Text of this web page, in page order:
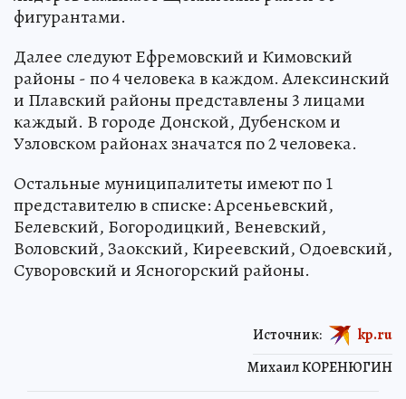
фигурантами.
Далее следуют Ефремовский и Кимовский
районы - по 4 человека в каждом. Алексинский
и Плавский районы представлены 3 лицами
каждый. В городе Донской, Дубенском и
Узловском районах значатся по 2 человека.
Остальные муниципалитеты имеют по 1
представителю в списке: Арсеньевский,
Белевский, Богородицкий, Веневский,
Воловский, Заокский, Киреевский, Одоевский,
Суворовский и Ясногорский районы.
Михаил КОРЕНЮГИН
Источник: kp.ru